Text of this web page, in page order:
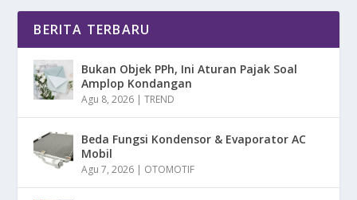
BERITA TERBARU
Bukan Objek PPh, Ini Aturan Pajak Soal
Amplop Kondangan
Agu 8, 2026 |TREND
Beda Fungsi Kondensor & Evaporator AC
Mobil
Agu 7, 2026 | OTOMOTIF